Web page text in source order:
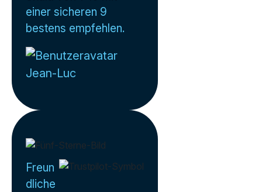
einer sicheren 9
bestens empfehlen.
Jean-Luc
Freun
dliche